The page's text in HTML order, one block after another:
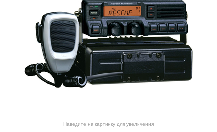
Наведите на картинку для увеличения